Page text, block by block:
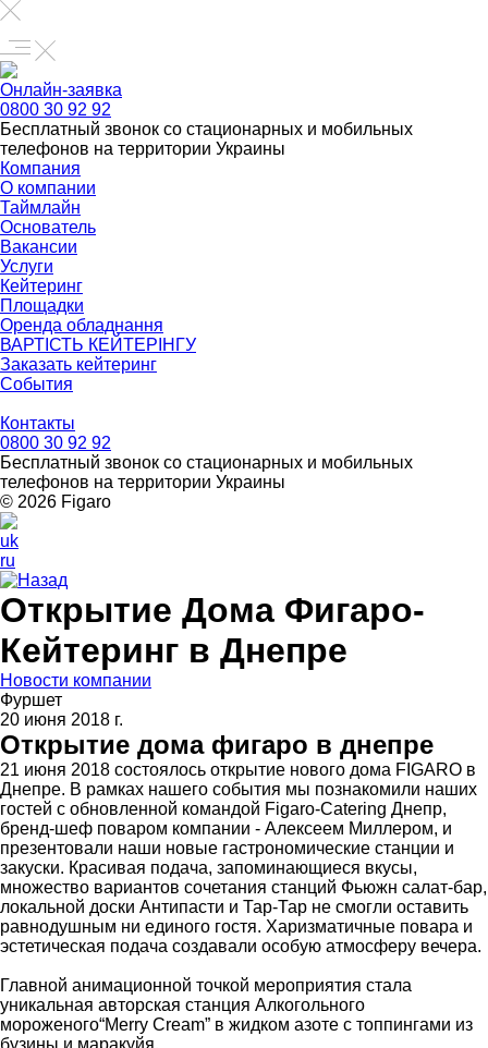
Онлайн-заявка
0800 30 92 92
Бесплатный звонок со стационарных и мобильных
телефонов на территории Украины
Компания
О компании
Таймлайн
Основатель
Вакансии
Услуги
Кейтеринг
Площадки
Оренда обладнання
ВАРТІСТЬ КЕЙТЕРІНГУ
Заказать кейтеринг
События
Контакты
0800 30 92 92
Бесплатный звонок со стационарных и мобильных
телефонов на территории Украины
© 2026 Figarо
uk
ru
Назад
Открытие Дома Фигаро-
Кейтеринг в Днепре
Новости компании
Фуршет
20 июня 2018 г.
Открытие дома фигаро в днепре
21 июня 2018 состоялось открытие нового дома FIGARO в
Днепре. В рамках нашего события мы познакомили наших
гостей с обновленной командой Figaro-Catering Днепр,
бренд-шеф поваром компании - Алексеем Миллером, и
презентовали наши новые гастрономические станции и
закуски. Красивая подача, запоминающиеся вкусы,
множество вариантов сочетания станций Фьюжн салат-бар,
локальной доски Антипасти и Тар-Тар не смогли оставить
равнодушным ни единого гостя. Харизматичные повара и
эстетическая подача создавали особую атмосферу вечера.
Главной анимационной точкой мероприятия стала
уникальная авторская станция Алкогольного
мороженого“Merry Cream” в жидком азоте с топпингами из